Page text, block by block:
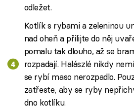
odležet.
Kotlík s rybami a zeleninou
nad oheň a přilijte do něj
pomalu tak dlouho, až se
rozpadají. Halászlé nikdy
se rybí maso nerozpadlo.
zatřeste, aby se ryby
dno kotlíku.